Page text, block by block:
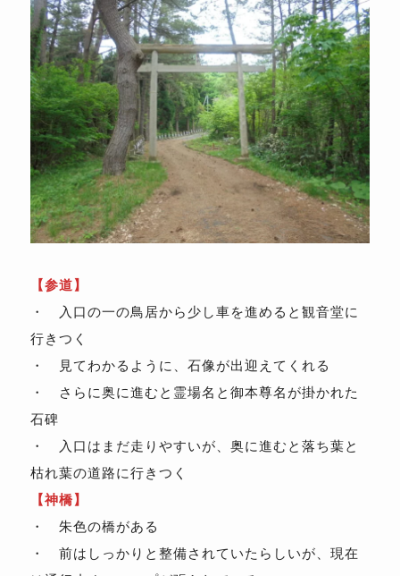
【参道】
・ 入口の一の鳥居から少し車を進めると観音堂に
行きつく
・ 見てわかるように、石像が出迎えてくれる
・ さらに奥に進むと霊場名と御本尊名が掛かれた
石碑
・ 入口はまだ走りやすいが、奥に進むと落ち葉と
枯れ葉の道路に行きつく
【神橋】
・ 朱色の橋がある
・ 前はしっかりと整備されていたらしいが、現在